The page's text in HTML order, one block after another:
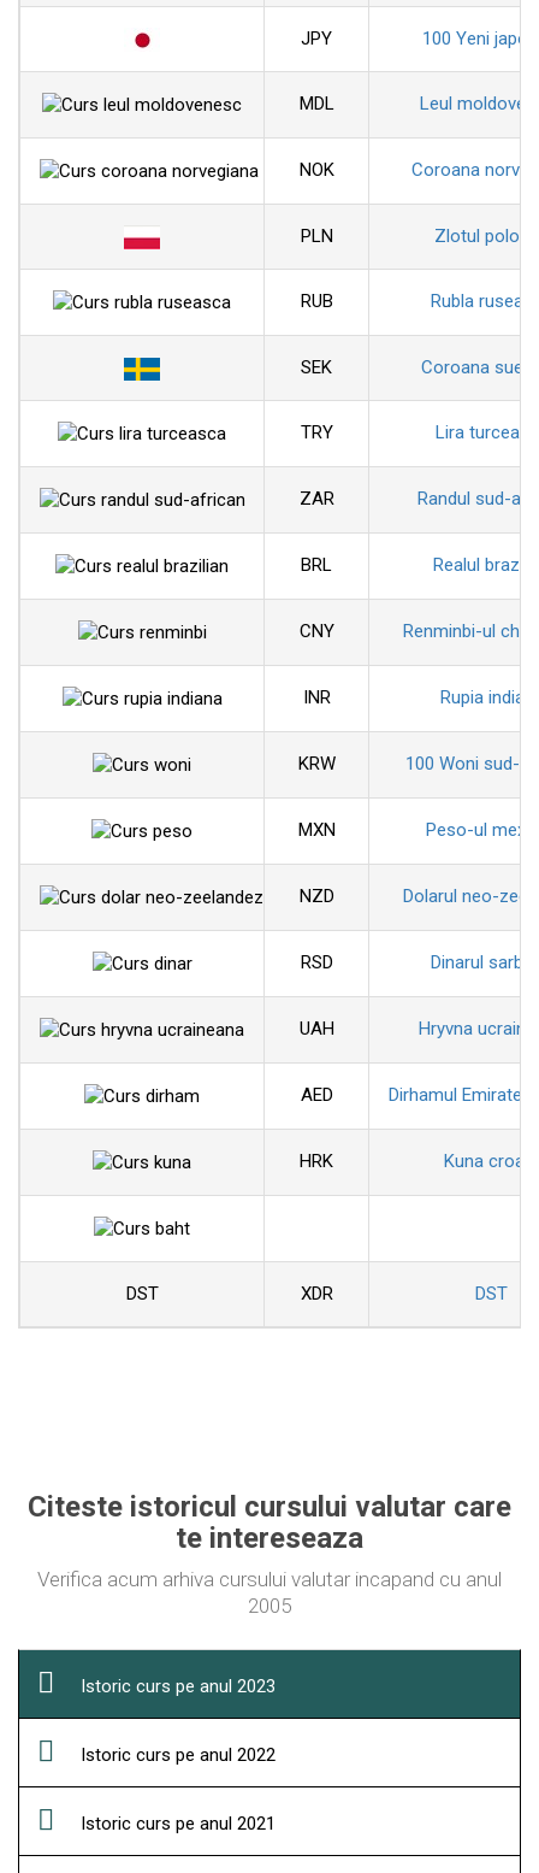
JPY 100 Yeni
MDL Leul
NOK Coroana
PLN Zlotul
RUB Rubla
SEK Coroana
TRY Lira
ZAR Randul sud-
BRL Realul
CNY Renminbi-ul
INR Rupia
KRW 100 Woni sud-
MXN Peso-ul
NZD Dolarul neo-
RSD Dinarul
UAH Hryvna
AED Dirhamul
HRK Kuna croata
DST XDR DST
Citeste istoricul cursului valutar care
te intereseaza
Verifica acum arhiva cursului valutar incapand cu anul
2005
Istoric curs pe anul 2023
Istoric curs pe anul 2022
Istoric curs pe anul 2021